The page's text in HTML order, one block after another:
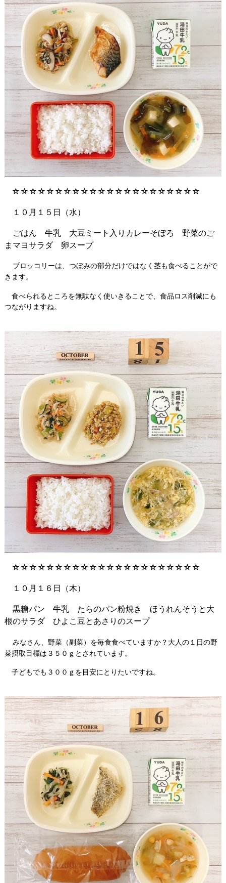
☆☆☆☆☆☆☆☆☆☆☆☆☆☆☆☆☆☆☆☆☆☆
１０月１５日（水）
ごはん 牛乳 大豆ミート入りカレーそぼろ 野菜のご
まマヨサラダ 卵スープ
ブロッコリーは、つぼみの部分だけではなく茎も食べることがで
きます。
食べられるところを無駄なく使いきることで、食品ロス削減にも
つながりますね。
☆☆☆☆☆☆☆☆☆☆☆☆☆☆☆☆☆☆☆☆☆☆
１０月１６日（木）
黒糖パン 牛乳 たらのパン粉焼き ほうれんそうと大
根のサラダ ひよこ豆とあさりのスープ
みなさん、野菜（副菜）を毎食食べていますか？大人の１日の野
菜摂取目標は３５０ｇとされています。
子どもでも３００ｇを目安にとりたいですね。